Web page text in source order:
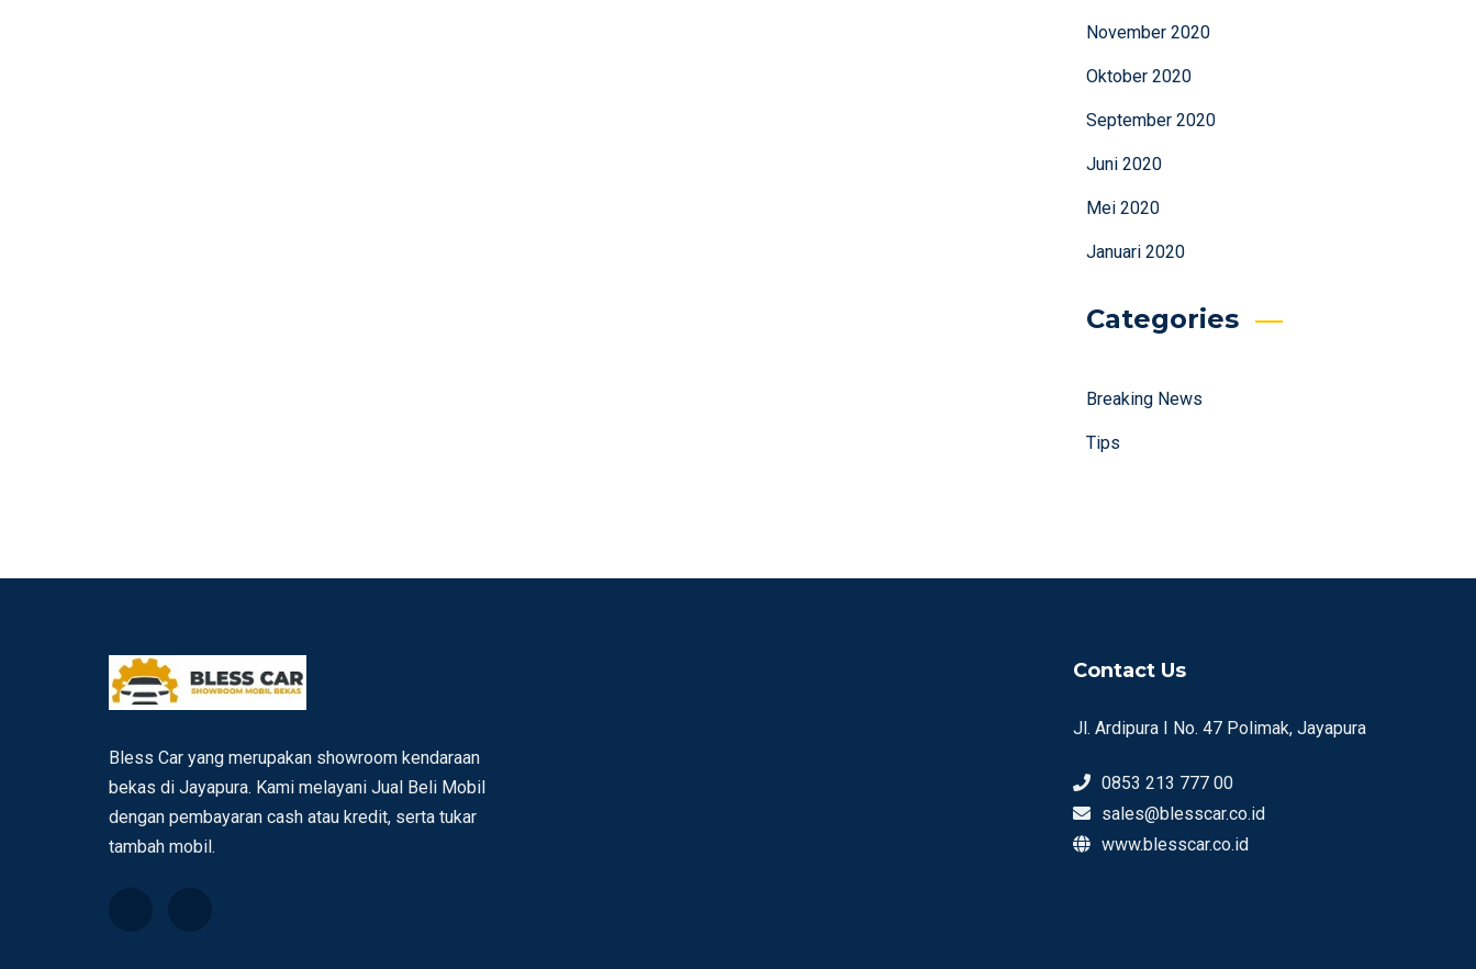
November 2020
Oktober 2020
September 2020
Juni 2020
Mei 2020
Januari 2020
Categories
Breaking News
Tips
Bless Car yang merupakan showroom kendaraan
bekas di Jayapura. Kami melayani Jual Beli Mobil
dengan pembayaran cash atau kredit, serta tukar
tambah mobil.
Contact Us
Jl. Ardipura I No. 47 Polimak, Jayapura
0853 213 777 00
sales@blesscar.co.id
www.blesscar.co.id